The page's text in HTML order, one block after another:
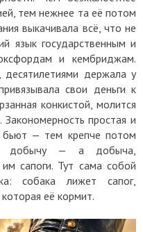
тем нежнее та её потом
выкачивала всё, что не
язык государственным и
и кембриджам.
держала у
свои деньги к
конкистой, молится
простая и
бьют — тем крепче потом
добычу — а добыча,
сапоги. Тут сама собой
собака лижет сапог,
её кормит.